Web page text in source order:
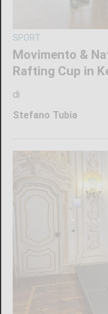
SPORT
Movimento &
Rafting Cup in
di
Stefano Tubia